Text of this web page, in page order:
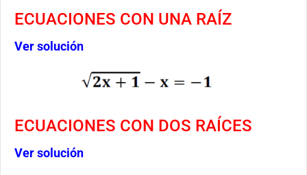
ECUACIONES CON UNA RAÍZ
Ver solución
ECUACIONES CON DOS RAÍCES
Ver solución